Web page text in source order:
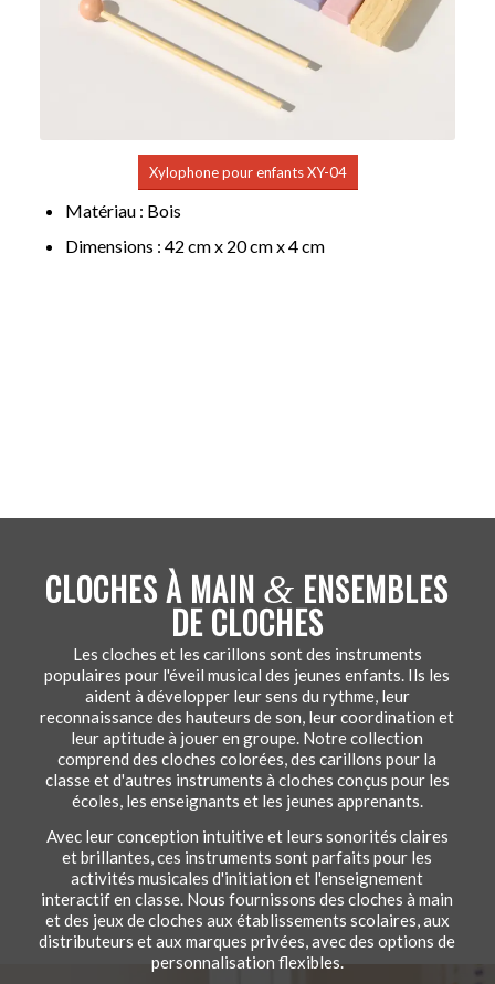
Xylophone pour enfants XY-04
Matériau : Bois
Dimensions : 42 cm x 20 cm x 4 cm
CLOCHES À MAIN & ENSEMBLES
DE CLOCHES
Les cloches et les carillons sont des instruments
populaires pour l'éveil musical des jeunes enfants. Ils les
aident à développer leur sens du rythme, leur
reconnaissance des hauteurs de son, leur coordination et
leur aptitude à jouer en groupe. Notre collection
comprend des cloches colorées, des carillons pour la
classe et d'autres instruments à cloches conçus pour les
écoles, les enseignants et les jeunes apprenants.
Avec leur conception intuitive et leurs sonorités claires
et brillantes, ces instruments sont parfaits pour les
activités musicales d'initiation et l'enseignement
interactif en classe. Nous fournissons des cloches à main
et des jeux de cloches aux établissements scolaires, aux
distributeurs et aux marques privées, avec des options de
personnalisation flexibles.